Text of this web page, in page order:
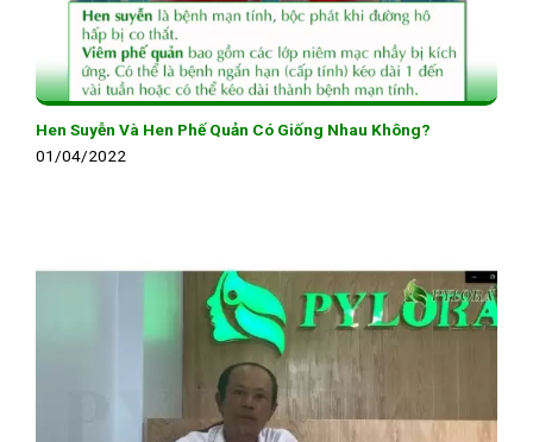
Hen Suyễn Và Hen Phế Quản Có Giống Nhau Không?
01/04/2022